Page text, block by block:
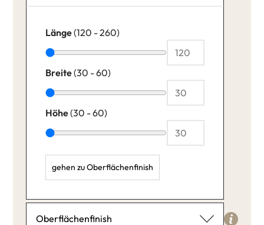
Länge(120 - 260)
Breite(30 - 60)
Höhe(30 - 60)
gehen zu Oberflächenfinish
Oberflächenfinish